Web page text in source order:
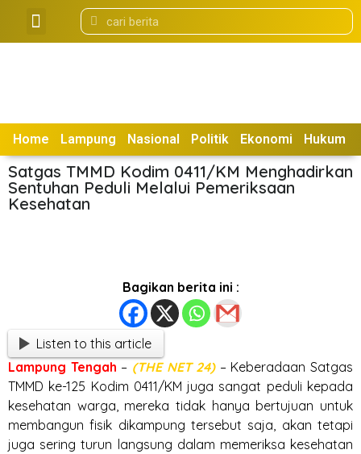
Home Lampung Nasional Politik Ekonomi Hukum
Satgas TMMD Kodim 0411/KM Menghadirkan
Sentuhan Peduli Melalui Pemeriksaan
Kesehatan
Bagikan berita ini :
Listen to this article
Lampung Tengah – (THE NET 24)– Keberadaan Satgas
TMMD ke-125 Kodim 0411/KM juga sangat peduli kepada
kesehatan warga, mereka tidak hanya bertujuan untuk
membangun fisik dikampung tersebut saja, akan tetapi
juga sering turun langsung dalam memeriksa kesehatan